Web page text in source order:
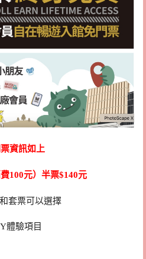
資訊如上
100元）半票$140元
套票可以選擇
體驗項目